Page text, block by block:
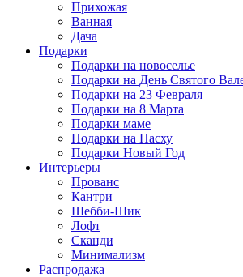
Прихожая
Ванная
Дача
Подарки
Подарки на новоселье
Подарки на День Святого
Подарки на 23 Февраля
Подарки на 8 Марта
Подарки маме
Подарки на Пасху
Подарки Новый Год
Интерьеры
Прованс
Кантри
Шебби-Шик
Лофт
Сканди
Минимализм
Распродажа